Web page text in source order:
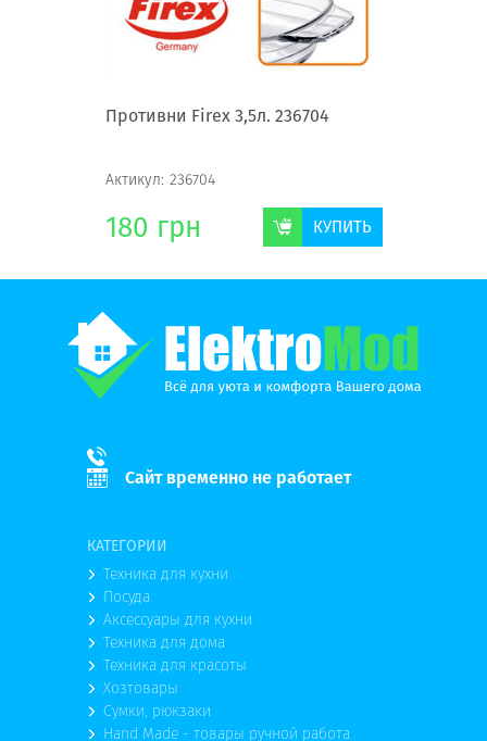
Противни Firex 3,5л. 236704
Актикул: 236704
180 грн КУПИТЬ
Сайт временно не работает
КАТЕГОРИИ
Техника для кухни
Посуда
Аксессуары для кухни
Техника для дома
Техника для красоты
Хозтовары
Сумки, рюкзаки
Hand Made - товары ручной работа